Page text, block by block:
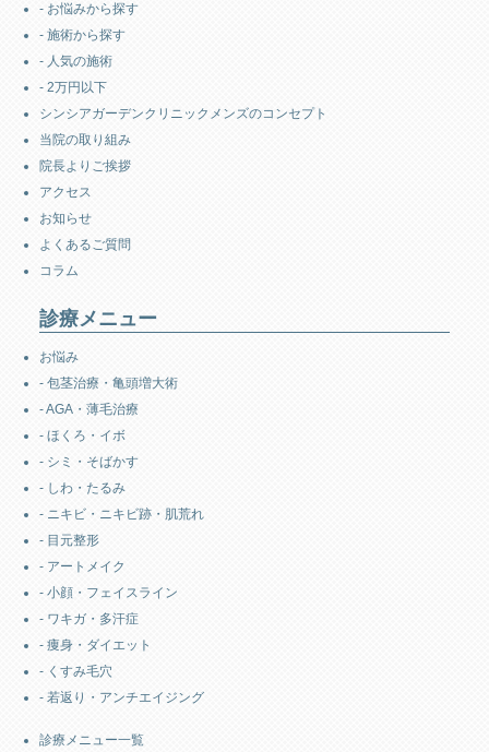
- お悩みから探す
- 施術から探す
- 人気の施術
- 2万円以下
シンシアガーデンクリニックメンズのコンセプト
当院の取り組み
院長よりご挨拶
アクセス
お知らせ
よくあるご質問
コラム
診療メニュー
お悩み
- 包茎治療・亀頭増大術
- AGA・薄毛治療
- ほくろ・イボ
- シミ・そばかす
- しわ・たるみ
- ニキビ・ニキビ跡・肌荒れ
- 目元整形
- アートメイク
- 小顔・フェイスライン
- ワキガ・多汗症
- 痩身・ダイエット
- くすみ毛穴
- 若返り・アンチエイジング
診療メニュー一覧